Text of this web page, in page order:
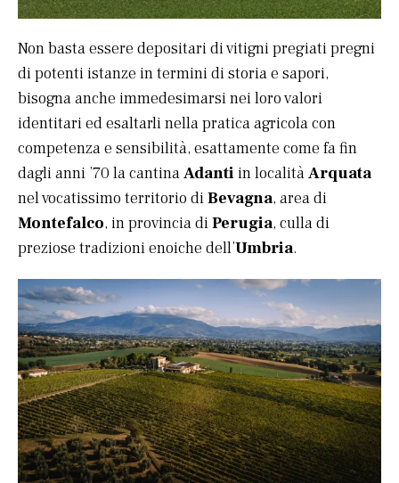
Non basta essere depositari di vitigni pregiati pregni
di potenti istanze in termini di storia e sapori,
bisogna anche immedesimarsi nei loro valori
identitari ed esaltarli nella pratica agricola con
competenza e sensibilità, esattamente come fa fin
dagli anni ’70 la cantinaAdanti in localitàArquata
nel vocatissimo territorio diBevagna, area di
Montefalco, in provincia diPerugia, culla di
preziose tradizioni enoiche dell’Umbria.